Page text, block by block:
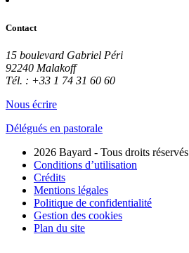
Contact
15 boulevard Gabriel Péri
92240 Malakoff
Tél. : +33 1 74 31 60 60
Nous écrire
Délégués en pastorale
2026 Bayard - Tous droits réservés
Conditions d’utilisation
Crédits
Mentions légales
Politique de confidentialité
Gestion des cookies
Plan du site